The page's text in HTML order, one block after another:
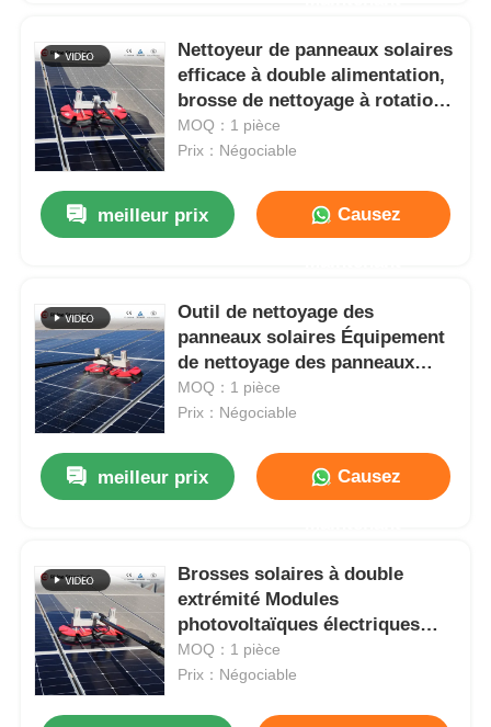
Nettoyeur de panneaux solaires
efficace à double alimentation,
brosse de nettoyage à rotation
de poteau alimentée en eau
MOQ：1 pièce
Prix：Négociable
meilleur prix Causez
Outil de nettoyage des
panneaux solaires Équipement
de nettoyage des panneaux
solaires à double tête Pinceau
rotatif
MOQ：1 pièce
Prix：Négociable
meilleur prix Causez
Brosses solaires à double
extrémité Modules
photovoltaïques électriques
Robot de nettoyage Brosses
avec outils de système de
MOQ：1 pièce
Prix：Négociable